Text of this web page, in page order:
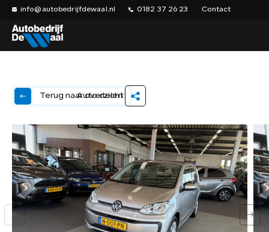
info@autobedrijfdewaal.nl 0182 37 26 23 Contact
Terug naar overzicht
Auto delen: